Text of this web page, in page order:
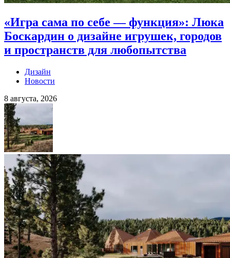
«Игра сама по себе — функция»: Люка
Боскардин о дизайне игрушек, городов
и пространств для любопытства
Дизайн
Новости
8 августа, 2026